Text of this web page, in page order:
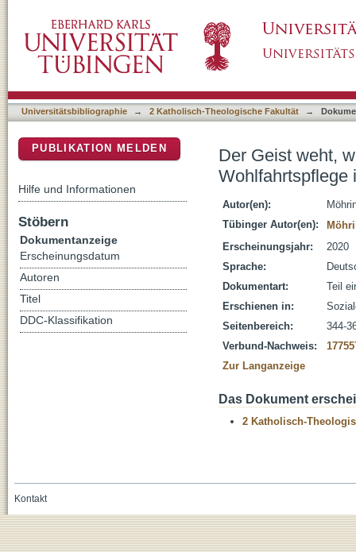
Geist des Kapitalismus"
Universitätsbibliographie → 2 Katholisch-Theologische Fakultät →
Der Geist weht,
Wohlfahrtspflege
Autor(en):
Tübinger Autor(en):
Erscheinungsjahr:
2020
Sprache:
Dokumentart:
Teil
Erschienen in:
Seitenbereich:
344-
Verbund-Nachweis:
Zur Langanzeige
Das Dokument
2 Katholisch-
PUBLIKATION MELDEN
Hilfe und Informationen
Stöbern
Dokumentanzeige
Erscheinungsdatum
Autoren
Titel
DDC-Klassifikation
Kontakt